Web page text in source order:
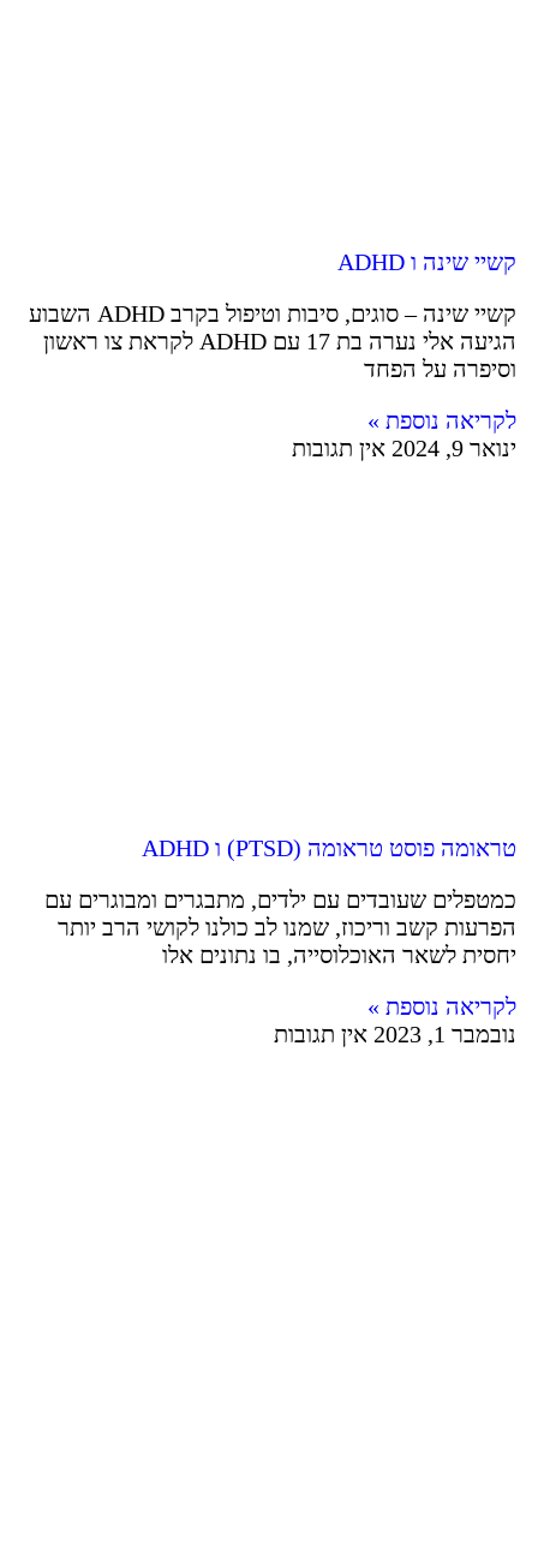
קשיי שינה ו ADHD
קשיי שינה – סוגים, סיבות וטיפול בקרב ADHD השבוע
הגיעה אלי נערה בת 17 עם ADHD לקראת צו ראשון
וסיפרה על הפחד
לקריאה נוספת »
ינואר 9, 2024
אין תגובות
טראומה פוסט טראומה (PTSD) ו ADHD
כמטפלים שעובדים עם ילדים, מתבגרים ומבוגרים עם
הפרעות קשב וריכוז, שמנו לב כולנו לקושי הרב יותר
יחסית לשאר האוכלוסייה, בו נתונים אלו
לקריאה נוספת »
נובמבר 1, 2023
אין תגובות